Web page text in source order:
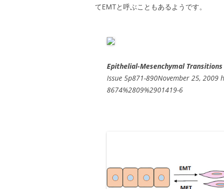
てEMTと呼ぶこともあるようです。
Epithelial-Mesenchymal
Issue 5p871-890November 25,
8674%2809%2901419-6